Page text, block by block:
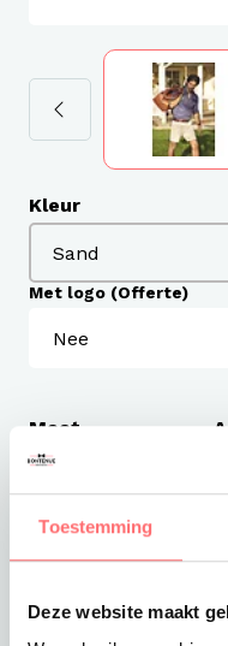
Toestemming
Deze website maakt
Kleur
Met logo (Offerte)
Maat
M